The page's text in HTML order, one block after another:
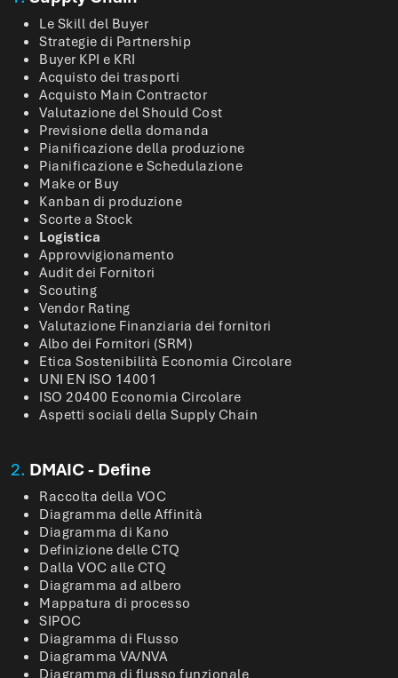
Le Skill del Buyer
Strategie di Partnership
Buyer KPI e KRI
Acquisto dei trasporti
Acquisto Main Contractor
Valutazione del Should Cost
Previsione della domanda
Pianificazione della produzione
Pianificazione e Schedulazione
Make or Buy
Kanban di produzione
Scorte a Stock
Logistica
Approvvigionamento
Audit dei Fornitori
Scouting
Vendor Rating
Valutazione Finanziaria dei fornitori
Albo dei Fornitori (SRM)
Etica Sostenibilità Economia Circolare
UNI EN ISO 14001
ISO 20400 Economia Circolare
Aspetti sociali della Supply Chain
2. DMAIC - Define
Raccolta della VOC
Diagramma delle Affinità
Diagramma di Kano
Definizione delle CTQ
Dalla VOC alle CTQ
Diagramma ad albero
Mappatura di processo
SIPOC
Diagramma di Flusso
Diagramma VA/NVA
Diagramma di flusso funzionale